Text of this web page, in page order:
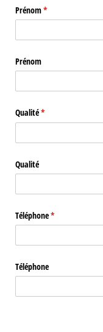
Prénom*
(requis)
Prénom
Qualité*
(requis)
Qualité
Téléphone*
(requis)
Téléphone